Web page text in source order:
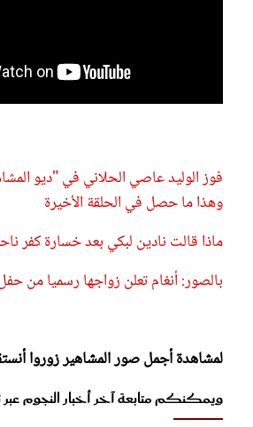
فوز الوليد عاصي الحلاني في "ديو
وهذا ما حصل في الحلقة الأخيرة
ماذا قالت نادين لبكي بعد خسارة كفر
بالصور: أنغام تعلن زواجها رسميا من
لمشاهدة أجمل صور المشاهير زوروا
ويمكنكم متابعة آخر أخبار النجوم عبر